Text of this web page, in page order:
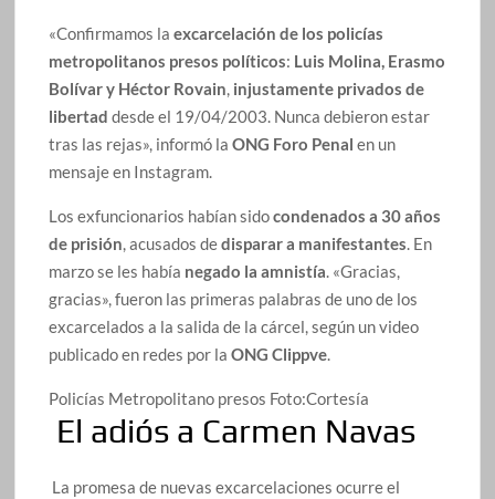
«Confirmamos laexcarcelación de los policías
metropolitanos presos políticos: Luis Molina, Erasmo
Bolívar y Héctor Rovain, injustamente privados de
libertad desde el 19/04/2003. Nunca debieron estar
tras las rejas», informó laONG Foro Penal en un
mensaje en Instagram.
Los exfuncionarios habían sidocondenados a 30 años
de prisión, acusados dedisparar a manifestantes. En
marzo se les había negado la amnistía. «Gracias,
gracias», fueron las primeras palabras de uno de los
excarcelados a la salida de la cárcel, según un video
publicado en redes por laONG Clippve.
Policías Metropolitano presos Foto:Cortesía
El adiós a Carmen Navas
La promesa de nuevas excarcelaciones ocurre el